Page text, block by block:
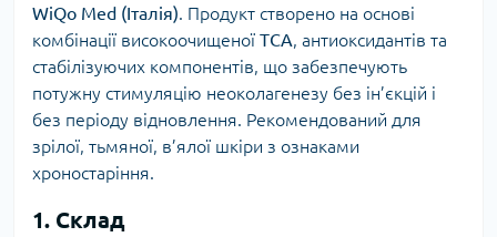
WiQo Med (Італія). Продукт створено на основі
комбінації високоочищеної TCA, антиоксидантів та
стабілізуючих компонентів, що забезпечують
потужну стимуляцію неоколагенезу без ін’єкцій і
без періоду відновлення. Рекомендований для
зрілої, тьмяної, в’ялої шкіри з ознаками
хроностаріння.
1. Склад